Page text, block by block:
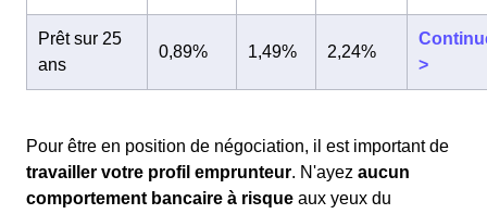
Prêt sur 25
ans
0,89% 1,49% 2,24%
>
Pour être en position de négociation, il est important de
travailler votre profil emprunteur. N'ayez aucun
comportement bancaire à risque aux yeux du